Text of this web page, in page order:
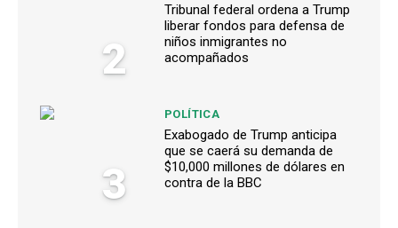
2
Tribunal federal ordena a Trump
liberar fondos para defensa de
niños inmigrantes no
acompañados
3
POLÍTICA
Exabogado de Trump anticipa
que se caerá su demanda de
$10,000 millones de dólares en
contra de la BBC